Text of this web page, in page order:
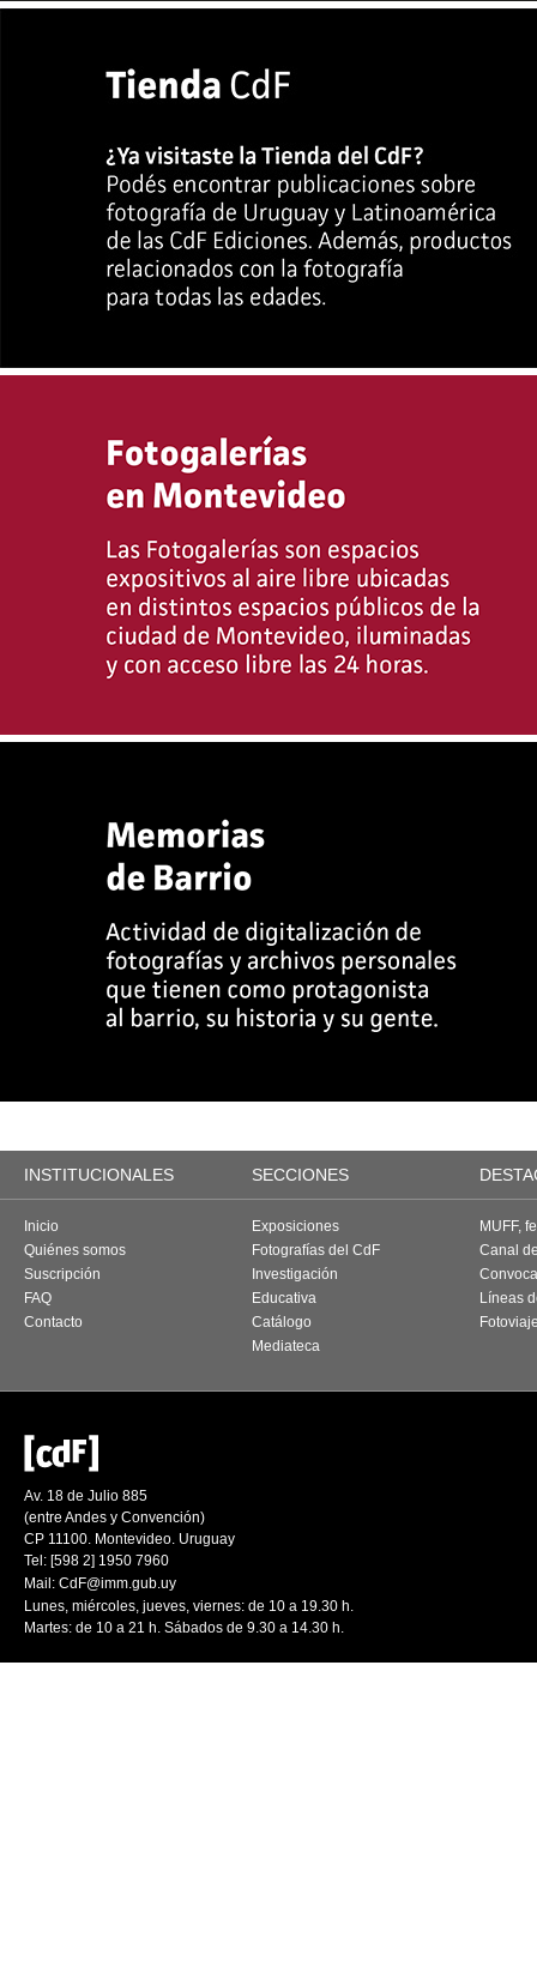
INSTITUCIONALES SECCIONES
Inicio
Quiénes somos
Suscripción
FAQ
Contacto
Exposiciones
Fotografías del CdF
Investigación
Educativa
Catálogo
Mediateca
MUFF,
Canal
Líneas
Av. 18 de Julio 885
(entre Andes y Convención)
CP 11100. Montevideo. Uruguay
Tel: [598 2] 1950 7960
Mail: CdF@imm.gub.uy
Lunes, miércoles, jueves, viernes: de 10 a 19.30 h.
Martes: de 10 a 21 h. Sábados de 9.30 a 14.30 h.